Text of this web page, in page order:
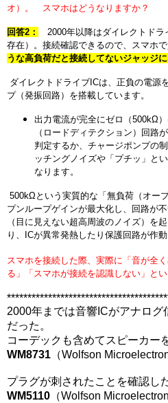
オ）。 スマホはどうなりますか ？
回答2：
2000年以降はダイレクトドラ
存在）。接続確認できるので、スマホで
うな高負荷だと接続してないジャッジ
ダイ レクトドライブICは、正負の電源
プ（発振回路）を搭載しています。
出力電流が完全にゼロ（500kΩ
（ロードディテクション）回路
判定するか、チャージポンプの
ッチングノイズや「プチッ」と
なります。
500kΩという実質的な「無負荷（オー
プンループゲインが最大化し、回路が
（目に見えない超高周波のノイズ） を
り、ICが異常発熱したり保護回路が作動
スマホを接続した際、実際に「音が全
る」「スマホが接続を認識しない」 と
2000年までは音響ICがアナログ
だった。
コーデックも含めてスピーカー
WM8731 （Wolfson
プラグが刺されたことを確認し
WM5110 （Wolfson